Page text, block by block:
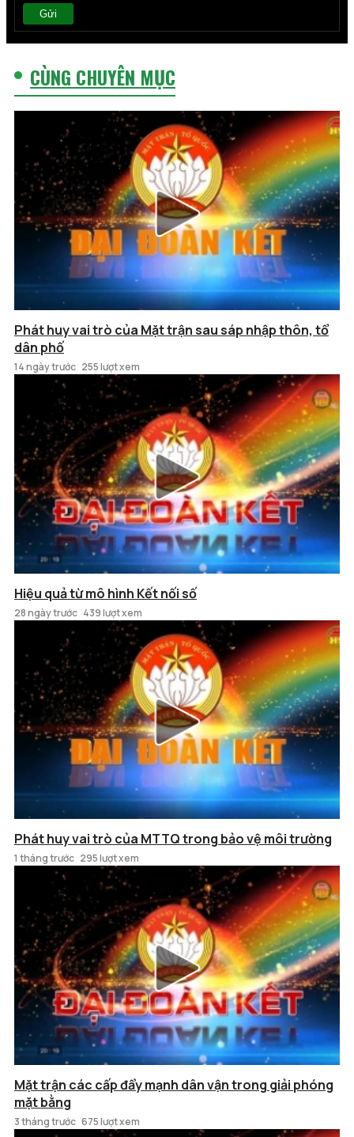
Gửi
CÙNG CHUYÊN MỤC
Phát huy vai trò của Mặt trận sau sáp nhập thôn, tổ
dân phố
14 ngày trước 255 lượt xem
Hiệu quả từ mô hình Kết nối số
28 ngày trước 439 lượt xem
Phát huy vai trò của MTTQ trong bảo vệ môi trường
1 tháng trước 295 lượt xem
Mặt trận các cấp đẩy mạnh dân vận trong giải phóng
mặt bằng
3 tháng trước 675 lượt xem